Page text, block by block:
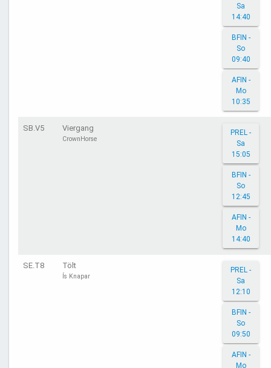
Sa
14:40
BFIN -
So
09:40
AFIN -
Mo
10:35
SB.V5 Viergang
CrownHorse
PREL -
Sa
15:05
BFIN -
So
12:45
AFIN -
Mo
14:40
SE.T8 Tölt
Ís Knapar
PREL -
Sa
12:10
BFIN -
So
09:50
AFIN -
Mo